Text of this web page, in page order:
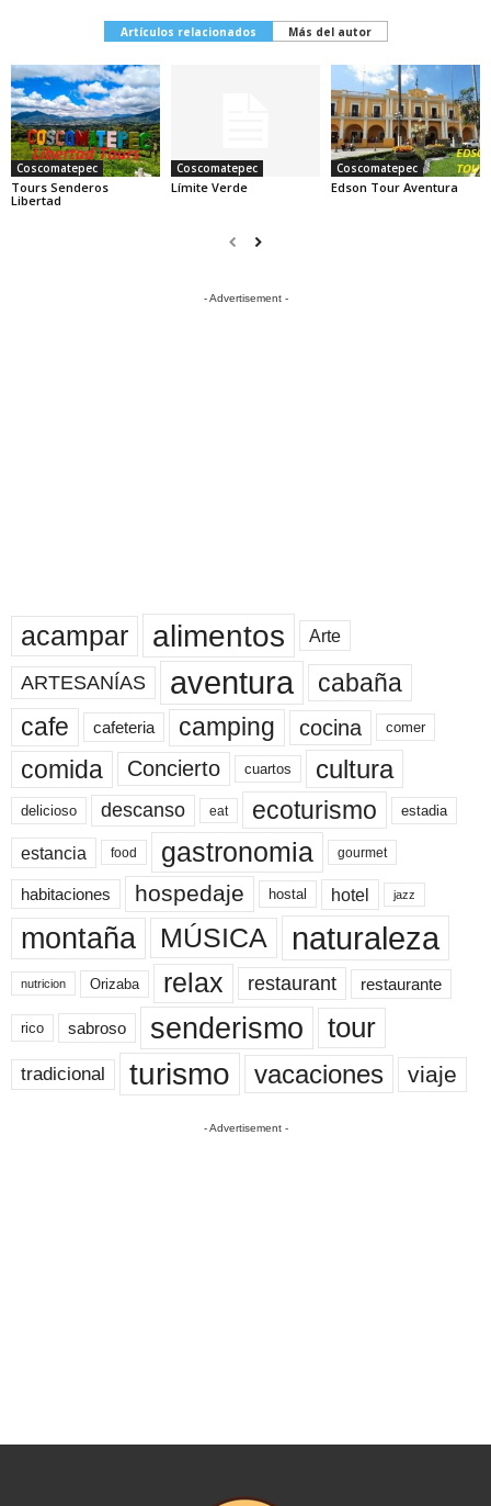
Artículos relacionados Más del autor
Coscomatepec
Tours Senderos
Libertad
Coscomatepec
Límite Verde
Coscomatepec
Edson Tour Aventura
- Advertisement -
acampar alimentos Arte
ARTESANÍAS aventura
cabaña
cafe
cafeteria camping cocina comer
comida Concierto cuartos cultura
delicioso descanso eat ecoturismo estadia
estancia food gastronomia gourmet
habitaciones hospedaje hostal hotel jazz
montaña MÚSICA naturaleza
nutricion Orizaba relax restaurant restaurante
rico sabroso senderismo tour
tradicional turismo vacaciones viaje
- Advertisement -